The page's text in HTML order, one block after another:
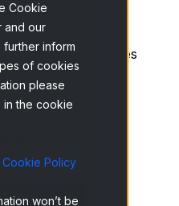
Cookie
and our
inform
of cookies
please
in the cookie
Cookie Policy
won’t be
el diseño en un
permita
de los consumidores
cómo podemos